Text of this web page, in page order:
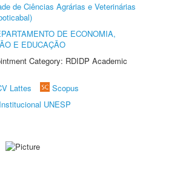
de Ciências Agrárias e Veterinárias
DE ECONOMIA,
E EDUCAÇÃO
Category: RDIDP Academic
Lattes
Scopus
UNESP